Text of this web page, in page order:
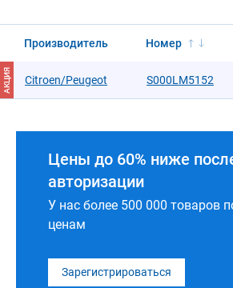
Производитель Номер
АКЦИЯ Citroen/Peugeot S000LM5152
Цены до 60% ниже
авторизации
У нас более 500 000 товаров
ценам
Зарегистрироваться